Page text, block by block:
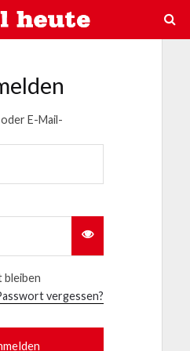
E-Mail-
bleiben
vergessen?